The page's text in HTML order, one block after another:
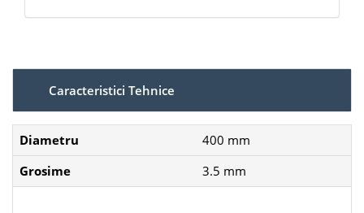
Caracteristici Tehnice
Diametru
400 mm
Grosime
3.5 mm